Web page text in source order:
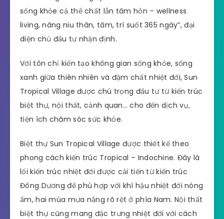
sống khỏe cả thể chất lẫn tâm hồn – wellness
living, nâng niu thân, tâm, trí suốt 365 ngày”, đại
diện chủ đầu tư nhận định.
Với tôn chỉ kiến tạo không gian sống khỏe, sống
xanh giữa thiên nhiên và đậm chất nhiệt đới, Sun
Tropical Village được chú trọng đầu tư từ kiến trúc
biệt thự, nội thất, cảnh quan… cho đến dịch vụ,
tiện ích chăm sóc sức khỏe.
Biệt thự Sun Tropical Village được thiết kế theo
phong cách kiến trúc Tropical – Indochine. Đây là
lối kiến trúc nhiệt đới được cải tiến từ kiến trúc
Đông Dương để phù hợp với khí hậu nhiệt đới nóng
ẩm, hai mùa mưa nắng rõ rệt ở phía Nam. Nội thất
biệt thự cũng mang đặc trưng nhiệt đới với cách